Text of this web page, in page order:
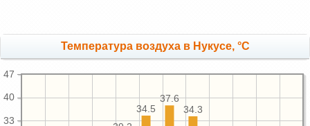
Температура воздуха в Нукусе, °C
33
40
47
34.3
37.6
34.5